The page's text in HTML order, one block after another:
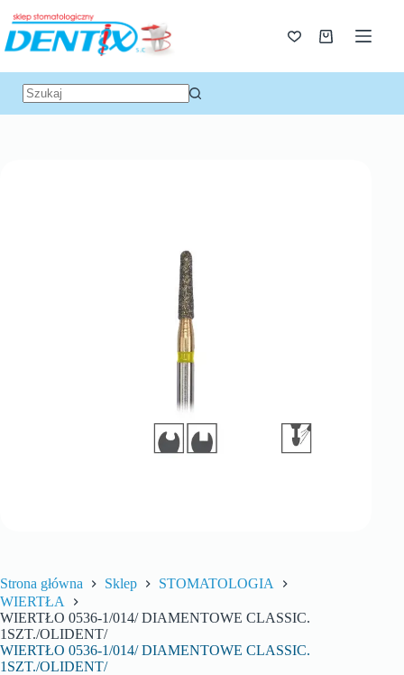
Strona główna Sklep
STOMATOLOGIA
WIERTŁA
WIERTŁO 0536-1/014/ DIAMENTOWE CLASSIC.
1SZT./OLIDENT/
WIERTŁO 0536-1/014/ DIAMENTOWE CLASSIC.
1SZT./OLIDENT/